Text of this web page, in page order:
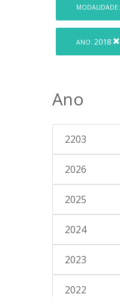
MODALIDADE:
ANO: 2018
Ano
2203
2026
2025
2024
2023
2022